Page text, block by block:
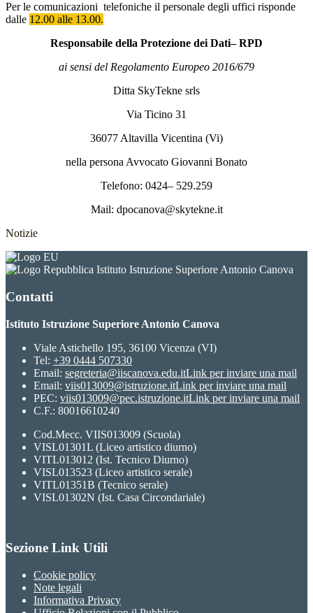
Per le comunicazioni telefoniche il personale degli uffici risponde
dalle 12.00 alle 13.00.
Responsabile della Protezione dei Dati– RPD
ai sensi del Regolamento Europeo 2016/679
Ditta SkyTekne srls
Via Ticino 31
36077 Altavilla Vicentina (Vi)
nella persona Avvocato Giovanni Bonato
Telefono: 0424– 529.259
Mail: dpocanova@skytekne.it
Notizie
Istituto Istruzione Superiore Antonio Canova
Contatti
Istituto Istruzione Superiore Antonio Canova
Viale Astichello 195, 36100 Vicenza (VI)
Tel: +39 0444 507330
Email: segreteria@iiscanova.edu.itLink per inviare una mail
Email: viis013009@istruzione.itLink per inviare una mail
PEC: viis013009@pec.istruzione.itLink per inviare una mail
C.F.: 80016610240
Cod.Mecc. VIIS013009 (Scuola)
VISL01301L (Liceo artistico diurno)
VITL013012 (Ist. Tecnico Diurno)
VISL013523 (Liceo artistico serale)
VITL01351B (Tecnico serale)
VISL01302N (Ist. Casa Circondariale)
Sezione Link Utili
Cookie policy
Note legali
Informativa Privacy